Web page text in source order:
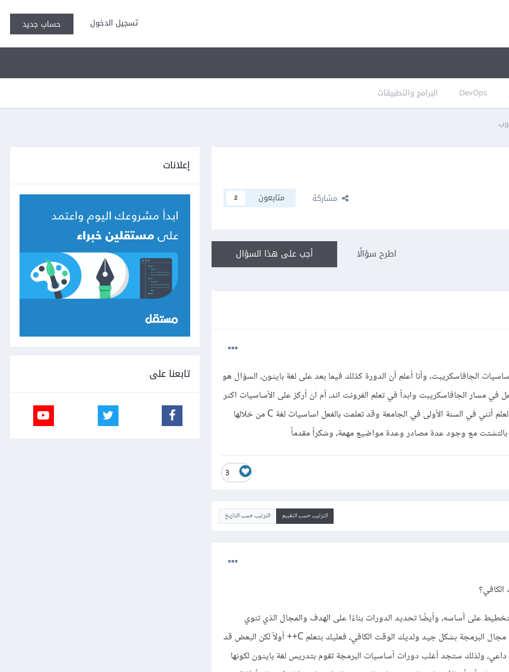
تسجيل الدخول حساب جديد
DevOps البرامج والتطبيقات
مشاركة متابعون 2
أجب على هذا السؤال اطرح سؤالًا
الجافاسكريبت، وأنا أعلم أن الدورة كذلك فيما بعد على لغة بايثون، السؤال هو
في مسار الجافاسكريبت وابدأ في تعلم الفرونت اند، أم ان أركز على الأساسيات اكثر
وأكمل في لغة شاملة أكثر كبايثون أو ++C، مع العلم أنني في السنة الأولى في الجامعة وقد تعلمت بالفعل اساسيات لغة C من خلالها
3
الترتيب حسب التقييم الترتيب حسب التاريخ
على أساسه، وأيضًا تحديد الدورات بناءًا على الهدف والمجال الذي تنوي
التخصص به، فلو أردت التأسيس في مجال البرمجة بشكل جيد ولديك الوقت الكافي، فعليك بتعلم C++ أولاً لكن البعض قد
ولذلك ستجد أغلب دورات أساسيات البرمجة تقوم بتدريس لغة بايثون لكونها
إعلانات
تابعنا على